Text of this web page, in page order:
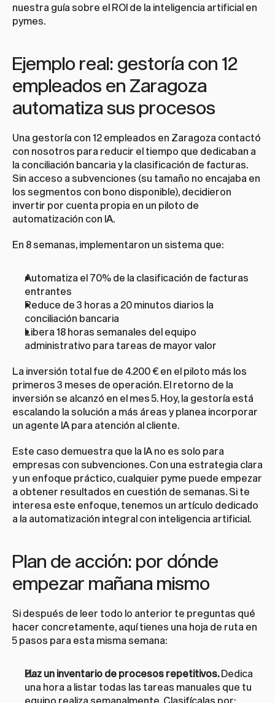
nuestra guía sobre el ROI de la inteligencia artificial en
pymes.
Ejemplo real: gestoría con 12
empleados en Zaragoza
automatiza sus procesos
Una gestoría con 12 empleados en Zaragoza contactó
con nosotros para reducir el tiempo que dedicaban a
la conciliación bancaria y la clasificación de facturas.
Sin acceso a subvenciones (su tamaño no encajaba en
los segmentos con bono disponible), decidieron
invertir por cuenta propia en un piloto de
automatización con IA.
En 8 semanas, implementaron un sistema que:
Automatiza el 70% de la clasificación de facturas
entrantes
Reduce de 3 horas a 20 minutos diarios la
conciliación bancaria
Libera 18 horas semanales del equipo
administrativo para tareas de mayor valor
La inversión total fue de 4.200 € en el piloto más los
primeros 3 meses de operación. El retorno de la
inversión se alcanzó en el mes 5. Hoy, la gestoría está
escalando la solución a más áreas y planea incorporar
un agente IA para atención al cliente.
Este caso demuestra que la IA no es solo para
empresas con subvenciones. Con una estrategia clara
y un enfoque práctico, cualquier pyme puede empezar
a obtener resultados en cuestión de semanas. Si te
interesa este enfoque, tenemos un artículo dedicado
a la automatización integral con inteligencia artificial.
Plan de acción: por dónde
empezar mañana mismo
Si después de leer todo lo anterior te preguntas qué
hacer concretamente, aquí tienes una hoja de ruta en
5 pasos para esta misma semana:
Haz un inventario de procesos repetitivos. Dedica
una hora a listar todas las tareas manuales que tu
equipo realiza semanalmente. Clasifícalas por: